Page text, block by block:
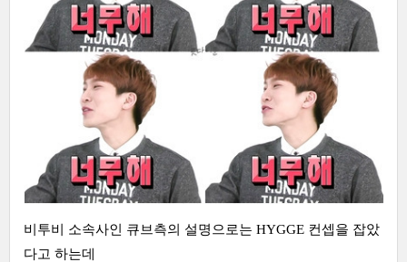
비투비 소속사인 큐브측의 설명으로는 HYGGE 컨셉을 잡았
다고 하는데